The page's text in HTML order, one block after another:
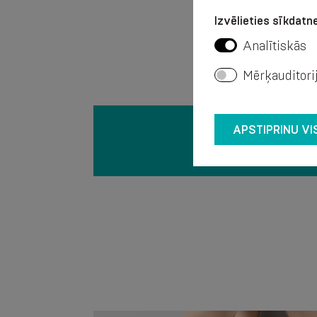
Izvēlieties
Analītiskās
APSTIPRINU